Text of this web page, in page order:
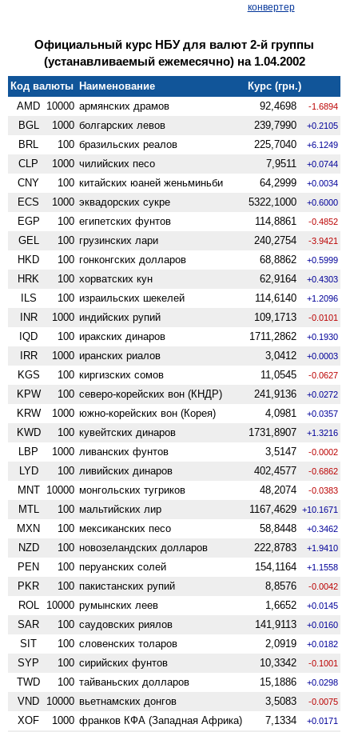
конвертер
Официальный курс НБУ для валют 2-й группы
(устанавливаемый ежемесячно) на 1.04.2002
Код валюты Наименование
Курс (грн.)
AMD 10000 армянских драмов 92,4698 -1.6894
BGL 1000 болгарских левов 239,7990 +0.2105
BRL 100 бразильских реалов 225,7040 +6.1249
CLP 1000 чилийских песо 7,9511 +0.0744
CNY 100 китайских юаней женьминьби 64,2999 +0.0034
ECS 1000 эквадорских сукре 5322,1000 +0.6000
EGP 100 египетских фунтов 114,8861 -0.4852
GEL 100 грузинских лари 240,2754 -3.9421
HKD 100 гонконгских долларов 68,8862 +0.5999
HRK 100 хорватских кун 62,9164 +0.4303
ILS 100 израильских шекелей 114,6140 +1.2096
INR 1000 индийских рупий 109,1713 -0.0101
IQD 100 иракских динаров 1711,2862 +0.1930
IRR 1000 иранских риалов 3,0412 +0.0003
KGS 100 киргизских сомов 11,0545 -0.0627
KPW 100 северо-корейских вон (КНДР) 241,9136 +0.0272
KRW 1000 южно-корейских вон (Корея) 4,0981 +0.0357
KWD 100 кувейтских динаров 1731,8907 +1.3216
LBP 1000 ливанских фунтов 3,5147 -0.0002
LYD 100 ливийских динаров 402,4577 -0.6862
MNT 10000 монгольских тугриков 48,2074 -0.0383
MTL 100 мальтийских лир 1167,4629 +10.1671
MXN 100 мексиканских песо 58,8448 +0.3462
NZD 100 ново­зеландских долларов 222,8783 +1.9410
PEN 100 перуанских солей 154,1164 +1.1558
PKR 100 пакистанских рупий 8,8576 -0.0042
ROL 10000 румынских леев 1,6652 +0.0145
SAR 100 саудовских риялов 141,9113 +0.0160
SIT 100 словенских толаров 2,0919 +0.0182
SYP 100 сирийских фунтов 10,3342 -0.1001
TWD 100 тайваньских долларов 15,1886 +0.0298
VND 10000 вьетнамских донгов 3,5083 -0.0075
XOF 1000 франков КФА (Западная Африка) 7,1334 +0.0171